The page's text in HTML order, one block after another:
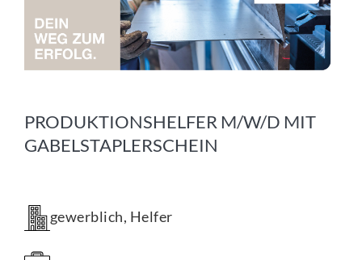
BEWERBER
STANDORTE
KONTAKT
PRODUKTIONSHELFER M/W/D MIT
GABELSTAPLERSCHEIN
gewerblich, Helfer